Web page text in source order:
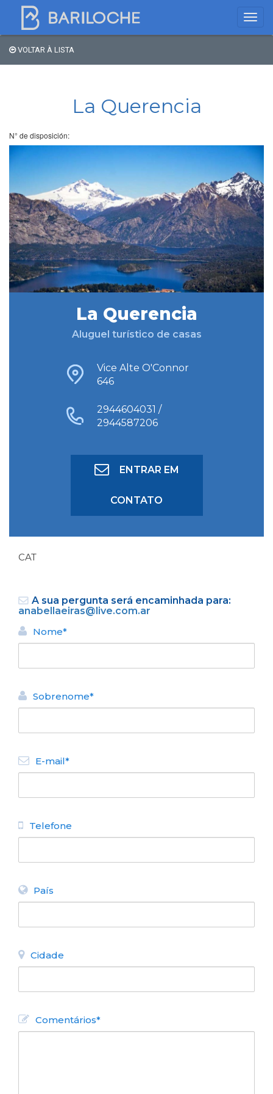
Bariloche
Tipo de hospedagem
Estrelas
Região
BUSCAR HOSPEDAGEM
VOLTAR
2944604031 / 2944587206
VOLTAR À LISTA
La Querencia
N° de disposición:
La Querencia
Aluguel turístico de casas
Vice Alte O'Connor
646
2944604031 /
2944587206
ENTRAR EM
CONTATO
CAT
A sua pergunta será encaminhada para:
anabellaeiras@live.com.ar
Nome*
Sobrenome*
E-mail*
Telefone
País
Cidade
Comentários*